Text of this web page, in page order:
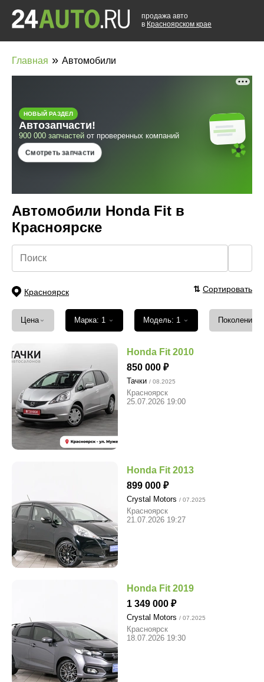
продажа авто
в Красноярском крае
Главная » Автомобили
Автомобили Honda Fit в
Красноярске
Красноярск ⇅ Сортировать
Цена ⌄ Марка: 1 ⌄ Модель: 1 ⌄ Поколение
Honda Fit 2010
850 000
Тачки / 08.2025
Красноярск
25.07.2026 19:00
Honda Fit 2013
899 000
Crystal Motors / 07.2025
Красноярск
21.07.2026 19:27
Honda Fit 2019
1 349 000
Crystal Motors / 07.2025
Красноярск
18.07.2026 19:30